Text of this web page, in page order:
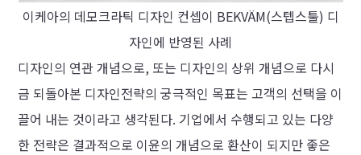
이케아의 데모크라틱 디자인 컨셉이 BEKVÄM(스텝스툴) 디
자인에 반영된 사례
디자인의 연관 개념으로, 또는 디자인의 상위 개념으로 다시
금 되돌아본 디자인전략의 궁극적인 목표는 고객의 선택을 이
끌어 내는 것이라고 생각된다. 기업에서 수행되고 있는 다양
한 전략은 결과적으로 이윤의 개념으로 환산이 되지만 좋은